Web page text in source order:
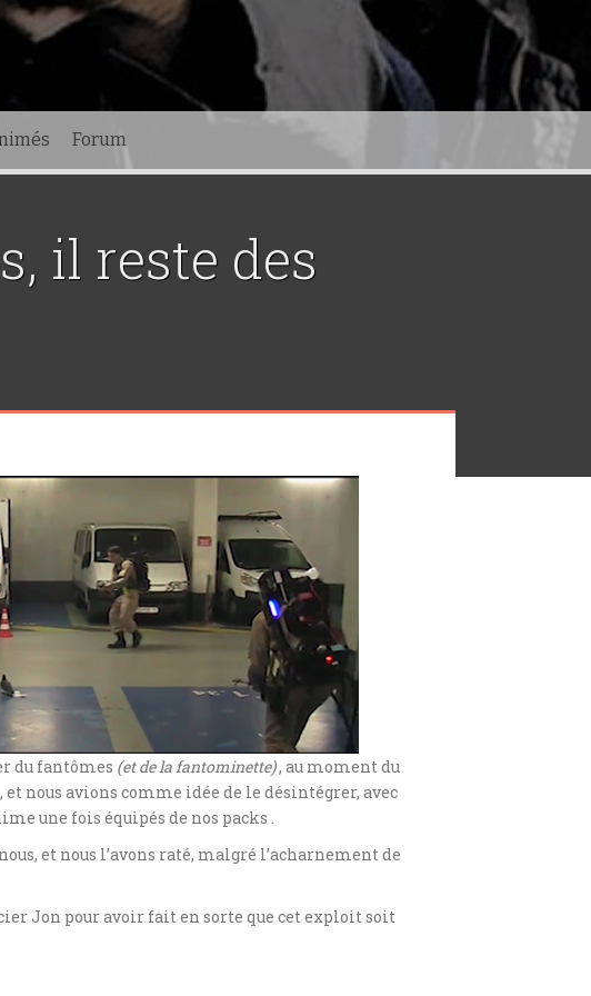
Forum
il reste des
du fantômes (et de la fantominette), au moment du
et nous avions comme idée de le désintégrer, avec
une fois équipés de nos packs .
et nous l’avons raté, malgré l’acharnement de
Jon pour avoir fait en sorte que cet exploit soit